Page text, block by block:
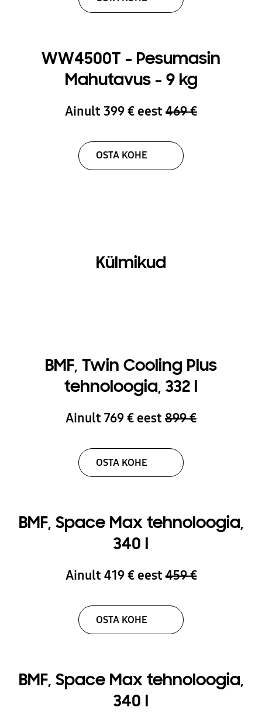
WW4500T - Pesumasin
Mahutavus - 9 kg
Ainult 399 € eest 469 €
OSTA KOHE
Külmikud
BMF, Twin Cooling Plus
tehnoloogia, 332 l
Ainult 769 € eest 899 €
OSTA KOHE
BMF, Space Max tehnoloogia,
340 l
Ainult 419 € eest459 €
OSTA KOHE
BMF, Space Max tehnoloogia,
340 l